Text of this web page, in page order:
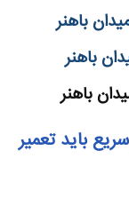
باهنر
باهنر
باهنر
باید تعمیر